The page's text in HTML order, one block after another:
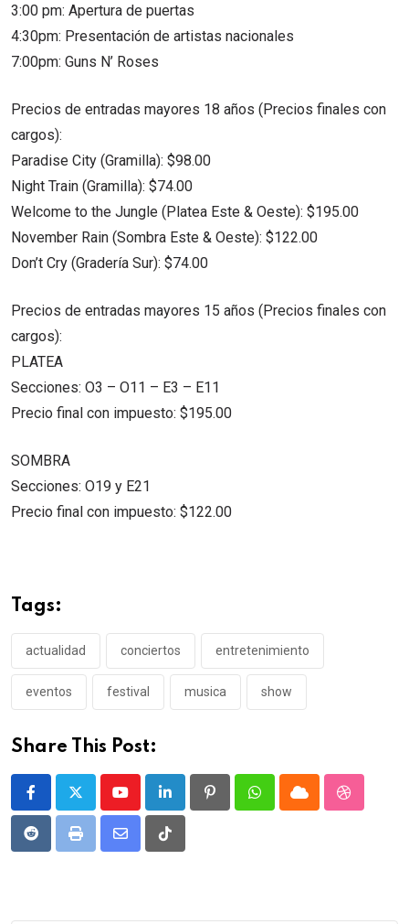
3:00 pm: Apertura de puertas
4:30pm: Presentación de artistas nacionales
7:00pm: Guns N’ Roses
Precios de entradas mayores 18 años (Precios finales con
cargos):
Paradise City (Gramilla): $98.00
Night Train (Gramilla): $74.00
Welcome to the Jungle (Platea Este & Oeste): $195.00
November Rain (Sombra Este & Oeste): $122.00
Don’t Cry (Gradería Sur): $74.00
Precios de entradas mayores 15 años (Precios finales con
cargos):
PLATEA
Secciones: O3 – O11 – E3 – E11
Precio final con impuesto: $195.00
SOMBRA
Secciones: O19 y E21
Precio final con impuesto: $122.00
Tags:
actualidad conciertos entretenimiento
eventos festival musica show
Share This Post:
YoutubeLinkedIn PinterestWhatsappCloud
RedditPrint
Share
Tiktok